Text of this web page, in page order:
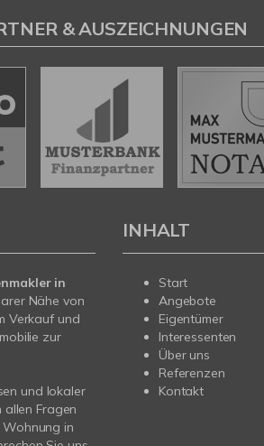
& AUSZEICHNUNGEN
in
Nähe von
Verkauf und
zur
und lokaler
allen Fragen
Wohnung in
INHALT
Start
Angebote
Eigentümer
Interessenten
Über uns
Referenzen
Kontakt